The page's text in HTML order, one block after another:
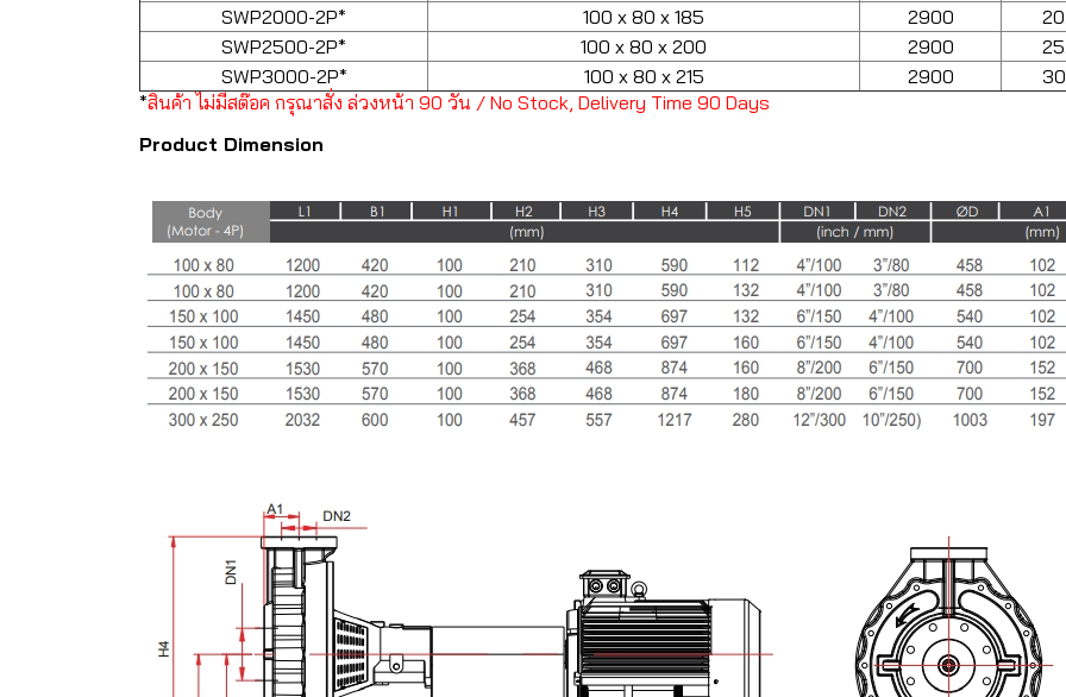
SWP2000-2P*
100 x 80 x 185 2900
SWP2500-2P*
100 x 80 x 200 2900
SWP3000-2P*
100 x 80 x 215 2900
*สินค้า ไม่มีสต๊อค กรุณาสั่ง ล่วงหน้า 90 วัน / No Stock, Delivery Time 90 Days
Product Dimension